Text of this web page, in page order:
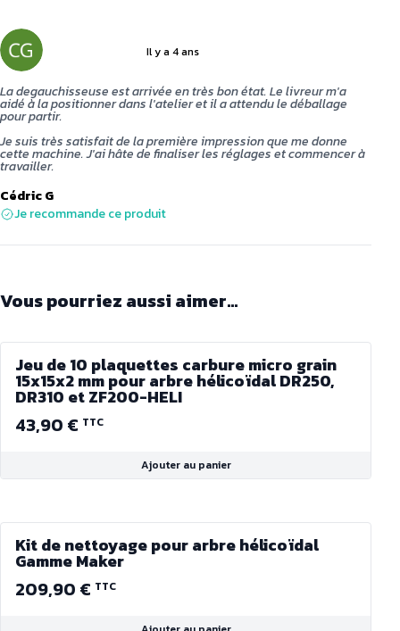
Il y a 4 ans
La degauchisseuse est arrivée en très bon état. Le livreur m'a
aidé à la positionner dans l'atelier et il a attendu le déballage
pour partir.
Je suis très satisfait de la première impression que me donne
cette machine. J'ai hâte de finaliser les réglages et commencer à
travailler.
Cédric G
Je recommande ce produit
Vous pourriez aussi aimer...
Jeu de 10 plaquettes carbure micro grain
15x15x2 mm pour arbre hélicoïdal DR250,
DR310 et ZF200-HELI
43,90 € TTC
Ajouter au panier
Kit de nettoyage pour arbre hélicoïdal
Gamme Maker
209,90 € TTC